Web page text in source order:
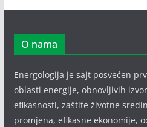
O nama
Energologija je sajt posvećen
oblasti energije, obnovljivih
efikasnosti, zaštite životne
promjena, efikasne ekonomije,